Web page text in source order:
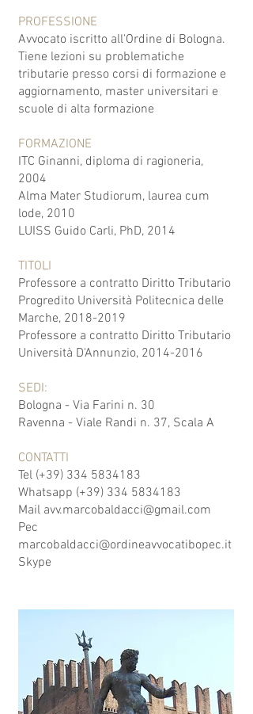
PROFESSIONE
Avvocato iscritto all'Ordine di Bologna.
Tiene lezioni su problematiche
tributarie presso corsi di formazione e
aggiornamento, master universitari e
scuole di alta formazione
FORMAZIONE
ITC Ginanni, diploma di ragioneria,
2004
Alma Mater Studiorum, laurea cum
lode, 2010
LUISS Guido Carli, PhD, 2014
TITOLI
Professore a contratto Diritto Tributario
Progredito Università Politecnica delle
Marche, 2018-2019
Professore a contratto Diritto Tributario
Università D'Annunzio, 2014-2016
SEDI:
Bologna - Via Farini n. 30
Ravenna - Viale Randi n. 37, Scala A
CONTATTI
Tel (+39) 334 5834183
Whatsapp (+39) 334 5834183
Mail avv.marcobaldacci@gmail.com
Pec
marcobaldacci@ordineavvocatibopec.it
Skype